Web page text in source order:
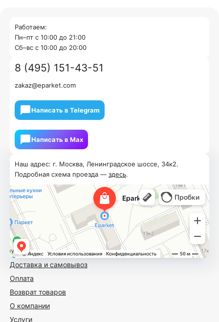
Доставка и самовывоз
Оплата
Возврат товаров
О компании
Услуги
Наш адрес: г. Москва, Ленинградское шоссе, 34к2.
Подробная схема проезда — здесь.
Работаем:
Пн–пт с 10:00 до 21:00
Cб–вс с 10:00 до 20:00
8 (495) 151-43-51
zakaz@eparket.com
Написать в Telegram
Написать в Мах